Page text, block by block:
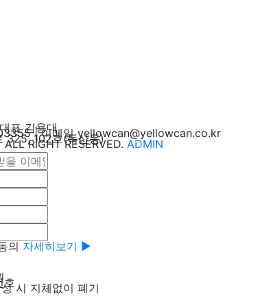
표 김용대| 이메일 yellowcan@yellowcan.co.kr
325, 102호(독산동)
RIGHT RESERVED. ADMIN
의 자세히보기 ▶
호시 지체없이 폐기